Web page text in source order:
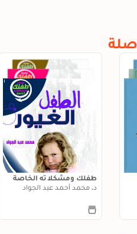
طفلك ومشكلاته الخاصة
د. محمد أحمد عبد الجواد